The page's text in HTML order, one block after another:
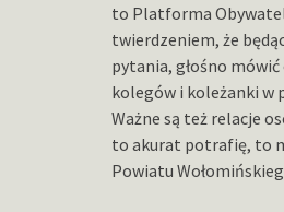
to Platforma
twierdzeniem, że
pytania, głośno
kolegów i koleżanki w
Ważne są też relacje
to akurat potrafię, to
Powiatu